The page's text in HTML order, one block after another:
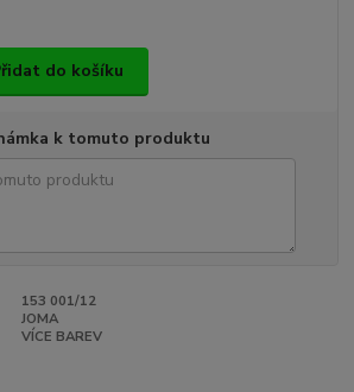
do košíku
k tomuto produktu
153 001/12
JOMA
VÍCE BAREV